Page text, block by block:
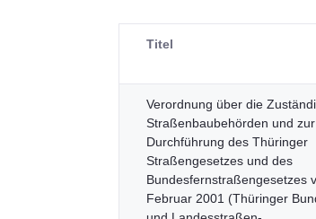
Titel
Verordnung über die
Straßenbaubehörden und zur
Durchführung des Thüringer
Straßengesetzes und des
Bundesfernstraßengesetzes
Februar 2001 (Thüringer